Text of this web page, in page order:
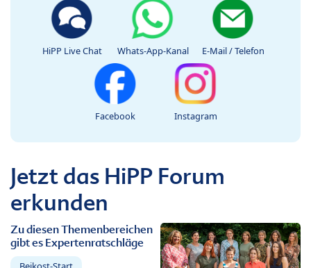
HiPP Live Chat Whats-App-Kanal E-Mail / Telefon
Facebook Instagram
Jetzt das HiPP Forum
erkunden
Zu diesen Themenbereichen
gibt es Expertenratschläge